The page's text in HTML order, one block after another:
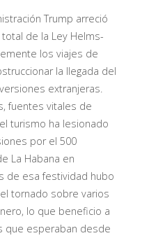
Trump arreció
de la Ley Helms-
los viajes de
la llegada del
extranjeras.
fuentes vitales de
turismo ha lesionado
por el 500
La Habana en
de esa festividad hubo
tornado sobre varios
lo que beneficio a
que esperaban desde